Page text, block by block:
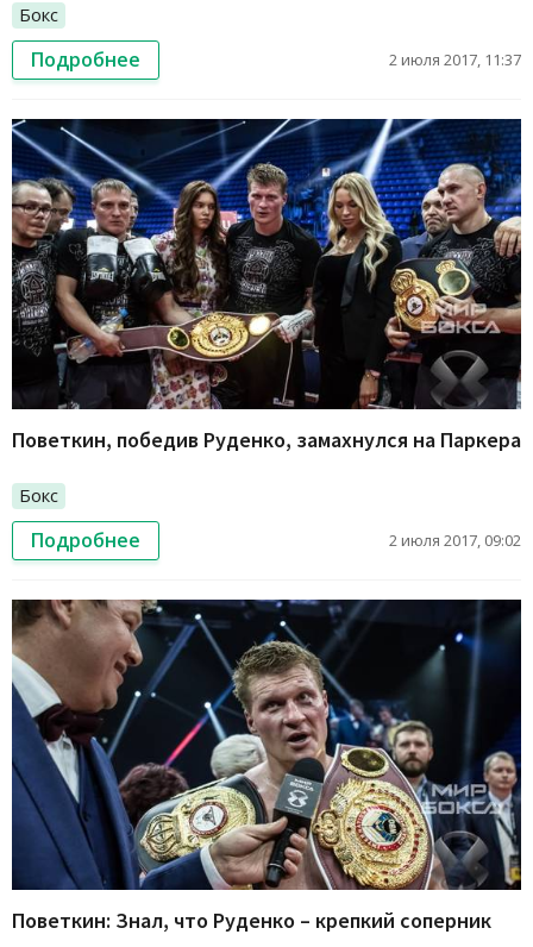
Бокс
Подробнее 2 июля 2017, 11:37
Поветкин, победив Руденко, замахнулся на Паркера
Бокс
Подробнее 2 июля 2017, 09:02
Поветкин: Знал, что Руденко – крепкий соперник